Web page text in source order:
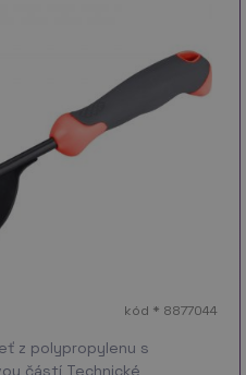
kód * 8877044
z polypropylenu s
částí Technické